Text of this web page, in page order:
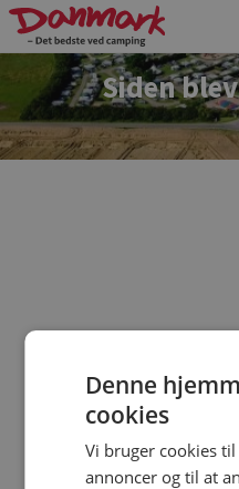
Siden
Vi beklager. Siden du
Denne
cookies
Vi bruger cookies
annoncer og til at